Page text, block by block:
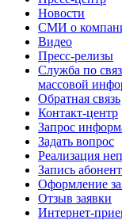
Новости
СМИ о
Видео
Пресс-релизы
Служба по
массовой
Обратная связь
Контакт-центр
Запрос
Задать вопрос
Реализация
Запись
Оформление
Отзыв заявки
Интернет-